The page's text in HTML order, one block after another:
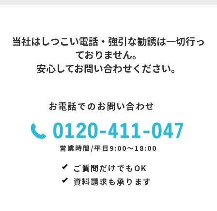
当社はしつこい電話・強引な勧誘は一切行っ
ておりません。
安心してお問い合わせください。
お電話でのお問い合わせ
営業時間/平日9:00～18:00
ご質問だけでもOK
資料請求も承ります